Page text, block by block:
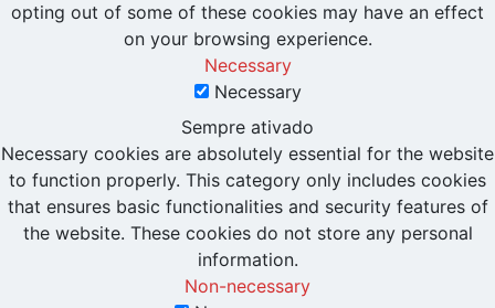
opting out of some of these cookies may have an effect
on your browsing experience.
Necessary
Necessary
Sempre ativado
Necessary cookies are absolutely essential for the website
to function properly. This category only includes cookies
that ensures basic functionalities and security features of
the website. These cookies do not store any personal
information.
Non-necessary